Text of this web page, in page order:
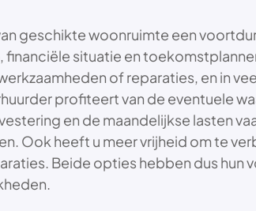
geschikte woonruimte een
situatie en
of reparaties, en in
profiteert van de eventuele
en de maandelijkse lasten
Ook heeft u meer vrijheid om te
Beide opties hebben dus hun